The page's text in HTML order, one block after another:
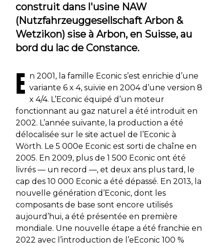
construit dans l'usine NAW
(Nutzfahrzeuggesellschaft Arbon &
Wetzikon) sise à Arbon, en Suisse, au
bord du lac de Constance.
E n 2001, la famille Econic s’est enrichie d’une
variante 6 x 4, suivie en 2004 d’une version 8
x 4/4. L’Econic équipé d’un moteur
fonctionnant au gaz naturel a été introduit en
2002. L’année suivante, la production a été
délocalisée sur le site actuel de l’Econic à
Wörth. Le 5 000e Econic est sorti de chaîne en
2005. En 2009, plus de 1 500 Econic ont été
livrés — un record —, et deux ans plus tard, le
cap des 10 000 Econic a été dépassé. En 2013, la
nouvelle génération d’Econic, dont les
composants de base sont encore utilisés
aujourd’hui, a été présentée en première
mondiale. Une nouvelle étape a été franchie en
2022 avec l’introduction de l’eEconic 100 %